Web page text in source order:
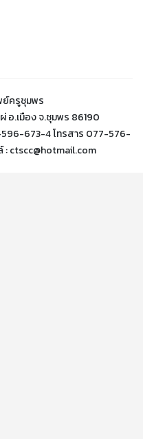
ครูชุมพร
อ.เมือง จ.ชุมพร 86190
673-4 โทรสาร 077-576-
: ctscc@hotmail.com